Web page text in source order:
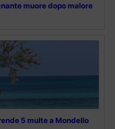
muore dopo malore
5 multe a Mondello